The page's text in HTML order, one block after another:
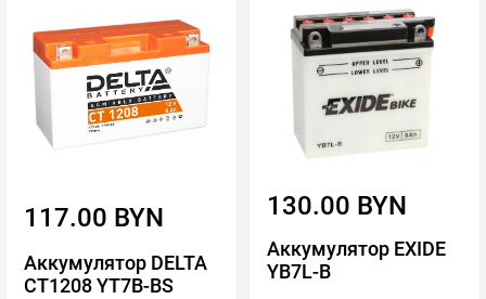
117.00 BYN
Аккумулятор DELTA
CT1208 YT7B-BS
130.00 BYN
Аккумулятор EXIDE
YB7L-B